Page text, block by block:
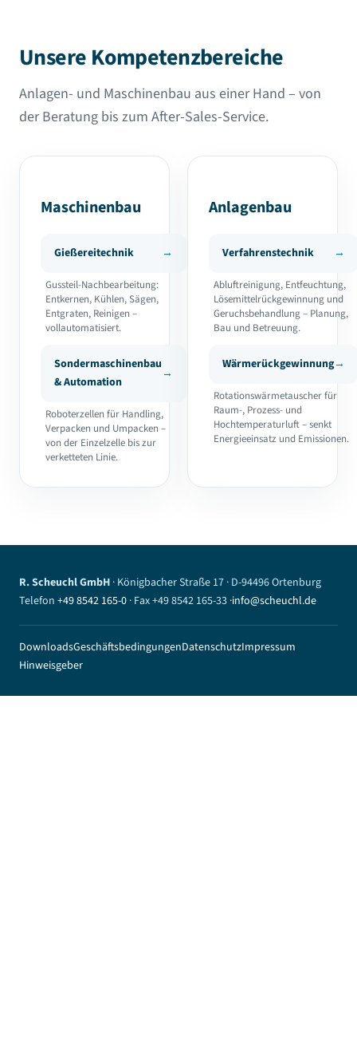
Unsere Kompetenzbereiche
Anlagen- und Maschinenbau aus einer Hand – von
der Beratung bis zum After-Sales-Service.
Maschinenbau
Gießereitechnik
Gussteil-Nachbearbeitung:
Entkernen, Kühlen, Sägen,
Entgraten, Reinigen –
vollautomatisiert.
Sondermaschinenbau
& Automation
Roboterzellen für Handling,
Verpacken und Umpacken –
von der Einzelzelle bis zur
verketteten Linie.
Anlagenbau
Verfahrenstechnik
Abluftreinigung, Entfeuchtung,
Lösemittelrückgewinnung und
Geruchsbehandlung – Planung,
Bau und Betreuung.
Wärmerückgewinnung
Rotationswärmetauscher für
Raum-, Prozess- und
Hochtemperaturluft – senkt
Energieeinsatz und Emissionen.
R. Scheuchl GmbH · Königbacher Straße 17 · D-94496 Ortenburg
Telefon +49 8542 165-0 · Fax +49 8542 165-33 ·info@scheuchl.de
DownloadsGeschäftsbedingungenDatenschutzImpressum
Hinweisgeber